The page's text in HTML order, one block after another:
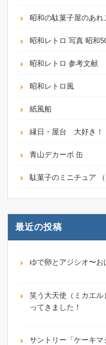
昭和の駄菓子屋のあれ
昭和レトロ 写真 昭和
昭和レトロ 参考文献
昭和レトロ風
紙風船
縁日・屋台 大好き！
青山デカーボ 缶
駄菓子のミニチュア
最近の投稿
ゆで卵とアジシオ〜
笑う大天使（ミカエ
ってきました！
サントリー「ケーキ